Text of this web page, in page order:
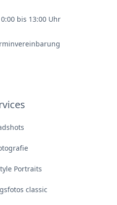
bis 13:00 Uhr
Portraits
classic